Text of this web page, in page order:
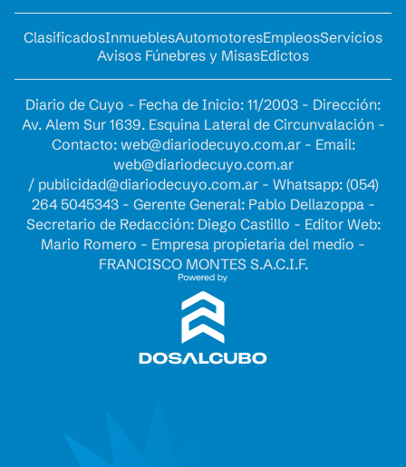
ClasificadosInmueblesAutomotoresEmpleosServicios
Avisos Fúnebres y MisasEdictos
Diario de Cuyo - Fecha de Inicio: 11/2003 - Dirección:
Av. Alem Sur 1639. Esquina Lateral de Circunvalación -
Contacto: web@diariodecuyo.com.ar- Email:
web@diariodecuyo.com.ar
/ publicidad@diariodecuyo.com.ar- Whatsapp: (054)
264 5045343 - Gerente General: Pablo Dellazoppa -
Secretario de Redacción: Diego Castillo - Editor Web:
Mario Romero - Empresa propietaria del medio -
FRANCISCO MONTES S.A.C.I.F.